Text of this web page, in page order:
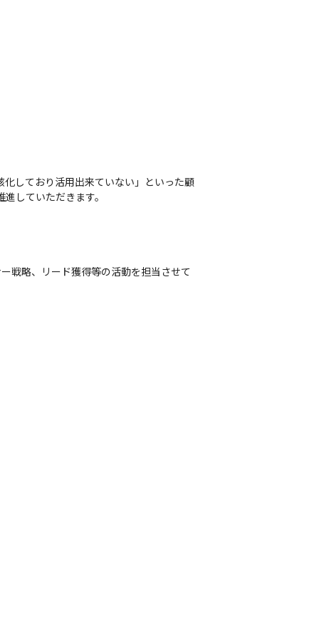
しており活用出来ていない」といった顧
していただきます。
戦略、リード獲得等の活動を担当させて